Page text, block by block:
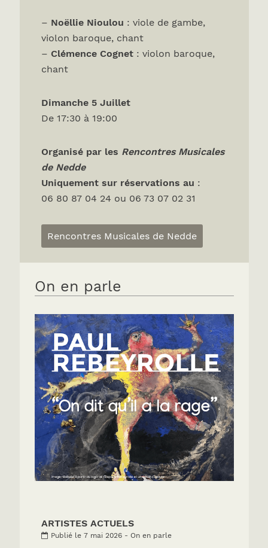
– Noëllie Nioulou : viole de gambe,
violon baroque, chant
– Clémence Cognet: violon baroque,
chant
Dimanche 5 Juillet
De 17:30 à 19:00
Organisé par les Rencontres Musicales
de Nedde
Uniquement sur réservations au :
06 80 87 04 24 ou 06 73 07 02 31
Rencontres Musicales de Nedde
On en parle
ARTISTES ACTUELS
Publié le 7 mai 2026 - On en parle